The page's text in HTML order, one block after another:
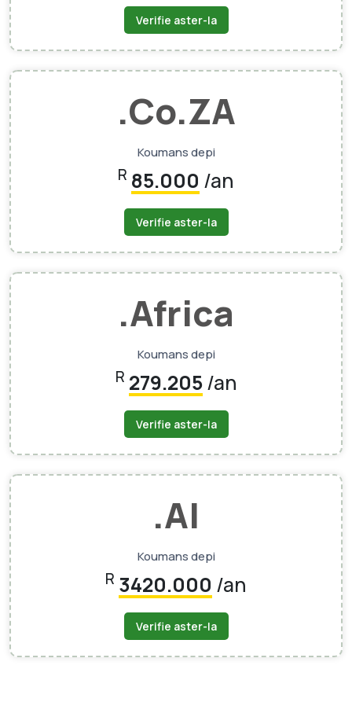
Verifie aster-la
.Co.ZA
Koumans depi
R 85.000 /an
Verifie aster-la
.africa
Koumans depi
R 279.205/an
Verifie aster-la
.AI
Koumans depi
R 3420.000 /an
Verifie aster-la